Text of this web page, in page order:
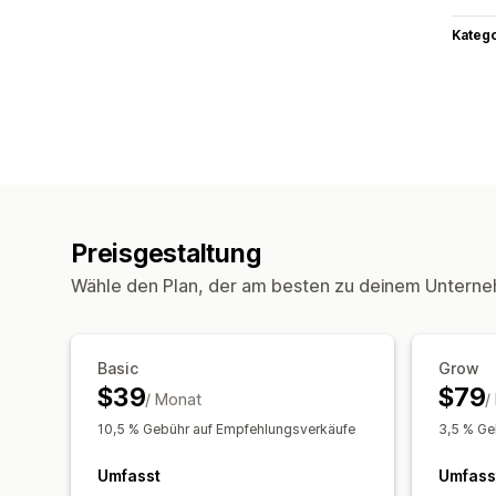
Preisgestaltung
Wähle den Plan, der am besten zu deinem
Basic
$39/ Monat
10,5 % Gebühr auf Empfehlungsverkäufe
Umfasst
Grow
$79/
3,5 %